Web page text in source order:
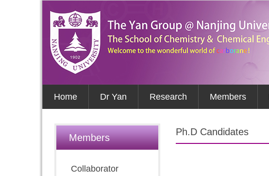
Home Dr Yan Research Members
Members
Collaborator
Ph.D Candidates